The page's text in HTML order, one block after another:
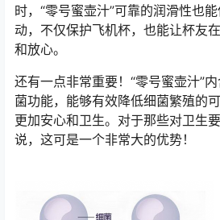
时，“零号蜜壶汁”可靠的润滑性也
动，不仅保护飞机杯，也能让杯友
和放心。
还有一点非常重要！“零号蜜壶汁”
菌功能，能够有效降低细菌繁殖的
更加安心和卫生。对于那些对卫生
说，这可是一个非常大的优势！